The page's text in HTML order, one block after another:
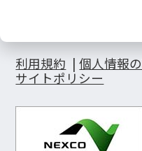
利用規約
個人情報
サイトポリシー